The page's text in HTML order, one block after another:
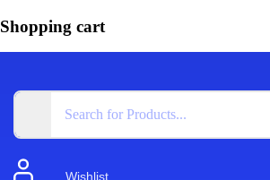
Shopping cart
Wishlist